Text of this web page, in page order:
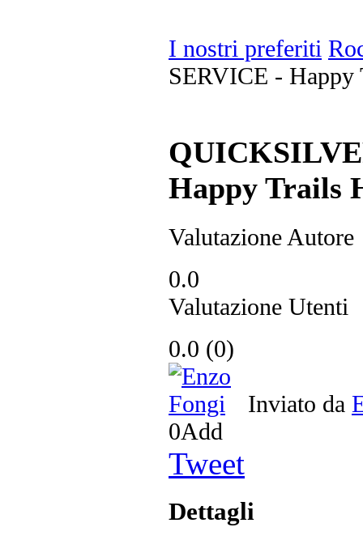
I nostri preferiti
SERVICE - Happy
Happy Trails
Valutazione Autore
0.0
Valutazione Utenti
0.0 (0)
Inviato da
0Add
Tweet
Dettagli